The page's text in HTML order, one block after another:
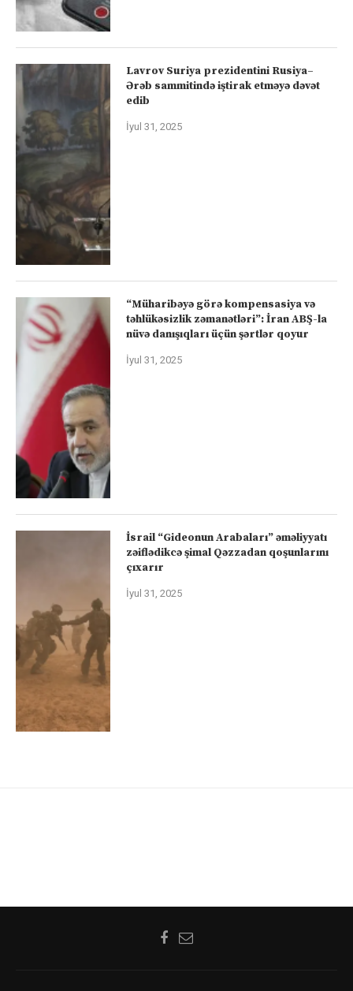
Lavrov Suriya prezidentini Rusiya–
Ərəb sammitində iştirak etməyə dəvət
edib
İyul 31, 2025
“Müharibəyə görə kompensasiya və
təhlükəsizlik zəmanətləri”: İran ABŞ-la
nüvə danışıqları üçün şərtlər qoyur
İyul 31, 2025
İsrail “Gideonun Arabaları” əməliyyatı
zəiflədikcə şimal Qəzzadan qoşunlarını
çıxarır
İyul 31, 2025